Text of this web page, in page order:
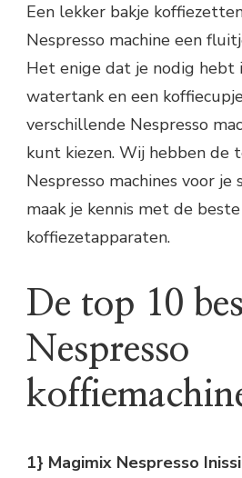
Een lekker bakje
Nespresso machine een
Het enige dat je nodig hebt
watertank en een
verschillende Nespresso
kunt kiezen. Wij hebben de
Nespresso machines voor je
maak je kennis met de beste
koffiezetapparaten.
De top 10
Nespresso
1} Magimix Nespresso